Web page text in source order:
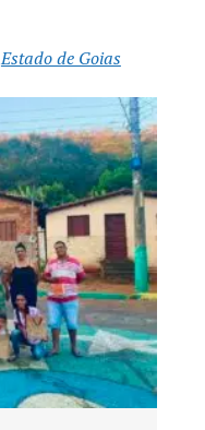
Estado de Goias
pinturas a